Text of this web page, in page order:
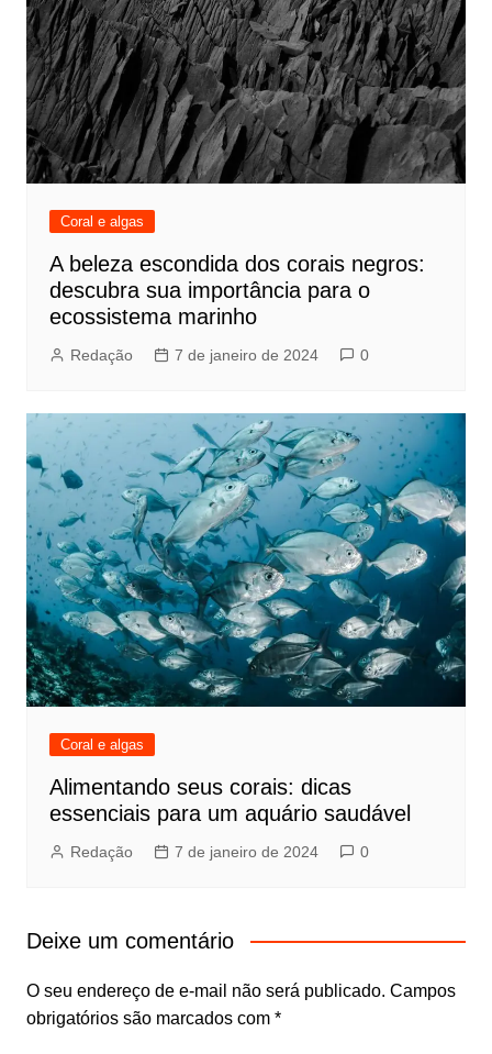
Coral e algas
A beleza escondida dos corais negros:
descubra sua importância para o
ecossistema marinho
Redação 7 de janeiro de 2024 0
Coral e algas
Alimentando seus corais: dicas
essenciais para um aquário saudável
Redação 7 de janeiro de 2024 0
Deixe um comentário
O seu endereço de e-mail não será publicado. Campos
obrigatórios são marcados com *